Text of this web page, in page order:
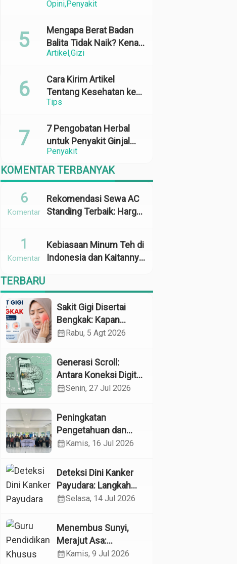
Opini Penyakit
Perubahan Cuaca yang
ArtikelGizi
Mengapa Berat Badan
Balita Tidak Naik? Kenali
Penyebab dan Solusinya
Tips
Cara Kirim Artikel
Tentang Kesehatan ke
Media Online: 100%
Penyakit
7 Pengobatan Herbal
untuk Penyakit Ginjal
yang Terbukti Efektif
dan Aman
KOMENTAR TERBANYAK
Rekomendasi Sewa AC
Standing Terbaik: Harga,
6
Komentar
Kebiasaan Minum Teh di
Indonesia dan Kaitannya
Anemia
1
Komentar
TERBARU
Sakit Gigi Disertai
Bengkak: Kapan
Harus Khawatir dan
Dilakukan?
calendar_monthRabu, 5 Agt 2026
Generasi Scroll:
Antara Koneksi Digital
dan Kerapuhan
calendar_monthSenin, 27 Jul 2026
Peningkatan
Pengetahuan dan
Perilaku Pemeliharaan
Reproduksi pada
Lansia melalui
Edukasi dan
Konseling di UPTD
Lanjut Usia Binjai
calendar_monthKamis, 16 Jul 2026
Deteksi Dini Kanker
Payudara: Langkah
Sederhana yang
Nyawa
calendar_monthSelasa, 14 Jul 2026
Menembus Sunyi,
Merajut Asa:
Menyelami Jantung
calendar_monthKamis, 9 Jul 2026